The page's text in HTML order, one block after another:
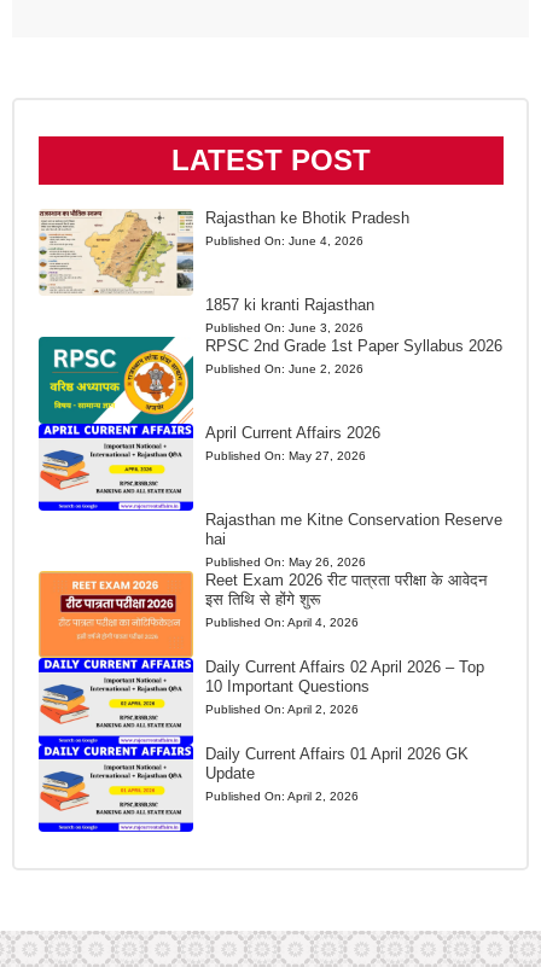
LATEST POST
Rajasthan ke Bhotik Pradesh
Published On: June 4, 2026
1857 ki kranti Rajasthan
Published On: June 3, 2026
RPSC 2nd Grade 1st Paper Syllabus 2026
Published On: June 2, 2026
April Current Affairs 2026
Published On: May 27, 2026
Rajasthan me Kitne Conservation Reserve
hai
Published On: May 26, 2026
Reet Exam 2026 रीट पात्रता परीक्षा के आवेदन
इस तिथि से होंगे शुरू
Published On: April 4, 2026
Daily Current Affairs 02 April 2026 – Top
10 Important Questions
Published On: April 2, 2026
Daily Current Affairs 01 April 2026 GK
Update
Published On: April 2, 2026